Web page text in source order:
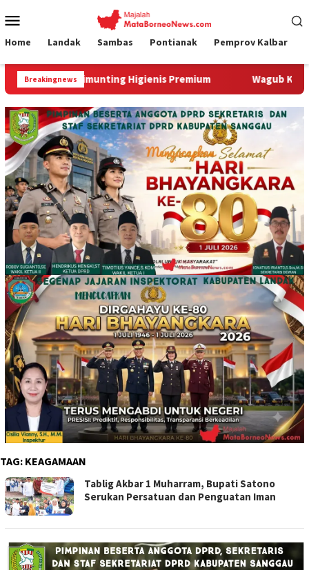
ke
Mobile
Home Landak Sambas Pontianak Pemprov Kalbar
Breakingnews
Higienis Premium Wagub Krisantus Kedatangan
TAG: KEAGAMAAN
Tablig Akbar 1 Muharram, Bupati Satono
Serukan Persatuan dan Penguatan Iman